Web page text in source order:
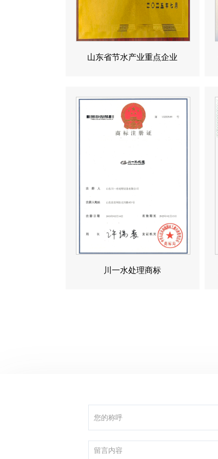
山东省节水产业重点企业
川一水处理商标